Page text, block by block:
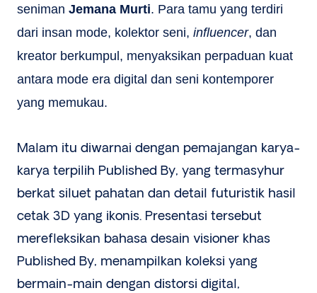
seniman Jemana Murti. Para tamu yang terdiri
dari insan mode, kolektor seni, influencer, dan
kreator berkumpul, menyaksikan perpaduan kuat
antara mode era digital dan seni kontemporer
yang memukau.
Malam itu diwarnai dengan pemajangan karya-
karya terpilih Published By, yang termasyhur
berkat siluet pahatan dan detail futuristik hasil
cetak 3D yang ikonis. Presentasi tersebut
merefleksikan bahasa desain visioner khas
Published By, menampilkan koleksi yang
bermain-main dengan distorsi digital,